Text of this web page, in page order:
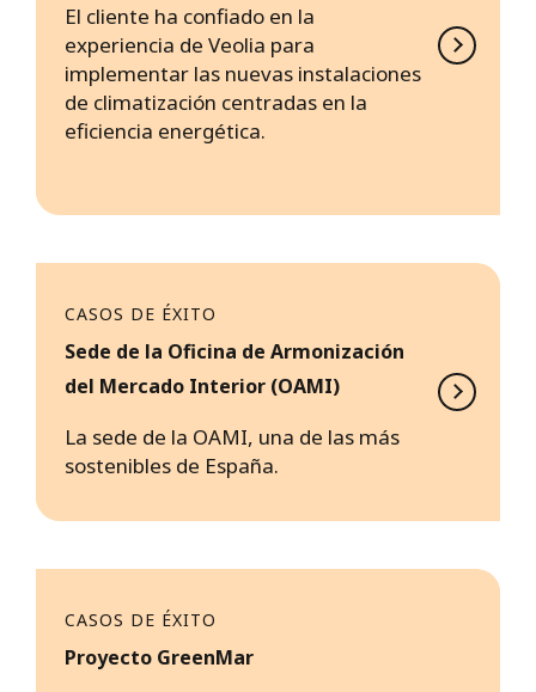
El cliente ha confiado en la
experiencia de Veolia para
implementar las nuevas instalaciones
de climatización centradas en la
eficiencia energética.
CASOS DE ÉXITO
Sede de la Oficina de Armonización
del Mercado Interior (OAMI)
La sede de la OAMI, una de las más
sostenibles de España.
CASOS DE ÉXITO
Proyecto GreenMar